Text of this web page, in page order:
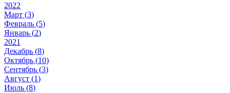
2022
Март (3)
Февраль (5)
Январь (2)
2021
Декабрь (8)
Октябрь (10)
Сентябрь (3)
Август (1)
Июль (8)